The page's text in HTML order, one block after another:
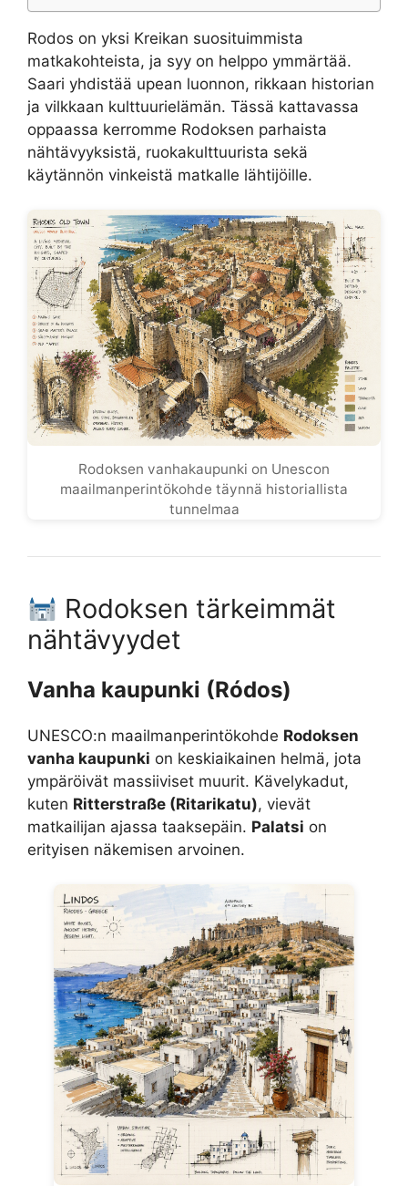
Rodos on yksi Kreikan suosituimmista
matkakohteista, ja syy on helppo ymmärtää.
Saari yhdistää upean luonnon, rikkaan historian
ja vilkkaan kulttuurielämän. Tässä kattavassa
oppaassa kerromme Rodoksen parhaista
nähtävyyksistä, ruokakulttuurista sekä
käytännön vinkeistä matkalle lähtijöille.
Rodoksen vanhakaupunki on Unescon
maailmanperintökohde täynnä historiallista
tunnelmaa
Rodoksen tärkeimmät
nähtävyydet
Vanha kaupunki (Ródos)
UNESCO:n maailmanperintökohde Rodoksen
vanha kaupunki on keskiaikainen helmä, jota
ympäröivät massiiviset muurit. Kävelykadut,
kuten Ritterstraße (Ritarikatu), vievät
matkailijan ajassa taaksepäin. Palatsi on
erityisen näkemisen arvoinen.